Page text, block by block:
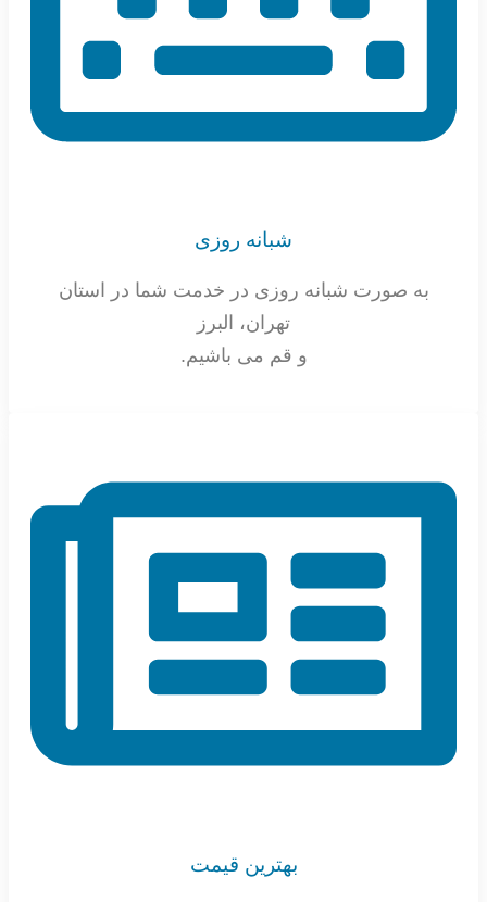
شبانه روزی
به صورت شبانه روزی در خدمت شما در استان
تهران، البرز
و قم می باشیم.
بهترین قیمت